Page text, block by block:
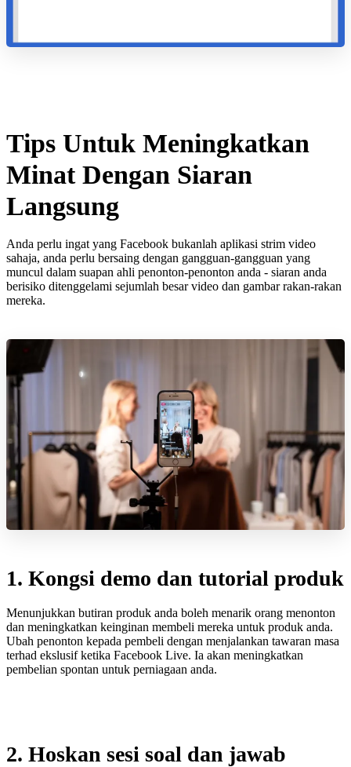
Tips Untuk Meningkatkan
Minat Dengan Siaran
Langsung
Anda perlu ingat yang Facebook bukanlah aplikasi strim video
sahaja, anda perlu bersaing dengan gangguan-gangguan yang
muncul dalam suapan ahli penonton-penonton anda - siaran anda
berisiko ditenggelami sejumlah besar video dan gambar rakan-rakan
mereka.
1. Kongsi demo dan tutorial produk
Menunjukkan butiran produk anda boleh menarik orang menonton
dan meningkatkan keinginan membeli mereka untuk produk anda.
Ubah penonton kepada pembeli dengan menjalankan tawaran masa
terhad ekslusif ketika Facebook Live. Ia akan meningkatkan
pembelian spontan untuk perniagaan anda.
2. Hoskan sesi soal dan jawab